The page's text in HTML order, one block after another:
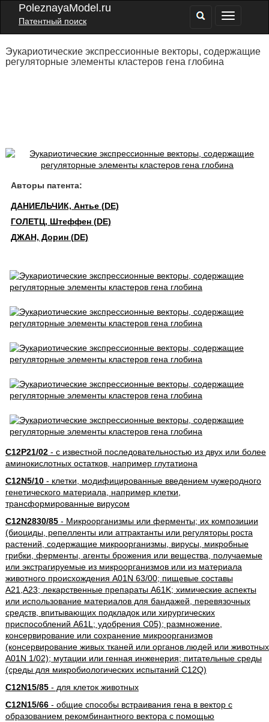
PoleznayaModel.ru
Патентный поиск
Эукариотические экспрессионные векторы, содержащие
регуляторные элементы кластеров гена глобина
Авторы патента:
ДАНИЕЛЬЧИК, Антье (DE)
ГОЛЕТЦ, Штеффен (DE)
ДЖАН, Дорин (DE)
C12P21/02- с известной последовательностью из двух или более
аминокислотных остатков, например глутатиона
C12N5/10- клетки, модифицированные введением чужеродного
генетического материала, например клетки,
трансформированные вирусом
C12N2830/85- Микроорганизмы или ферменты; их композиции
(биоциды, репелленты или аттрактанты или регуляторы роста
растений, содержащие микроорганизмы, вирусы, микробные
грибки, ферменты, агенты брожения или вещества, получаемые
или экстрагируемые из микроорганизмов или из материала
животного происхождения A01N 63/00; пищевые составы
A21,A23; лекарственные препараты A61K; химические аспекты
или использование материалов для бандажей, перевязочных
средств, впитывающих подкладок или хирургических
приспособлений A61L; удобрения C05); размножение,
консервирование или сохранение микроорганизмов
(консервирование живых тканей или органов людей или животных
A01N 1/02); мутации или генная инженерия; питательные среды
(среды для микробиологических испытаний C12Q)
C12N15/85- для клеток животных
C12N15/66- общие способы встраивания гена в вектор с
образованием рекомбинантного вектора с помощью